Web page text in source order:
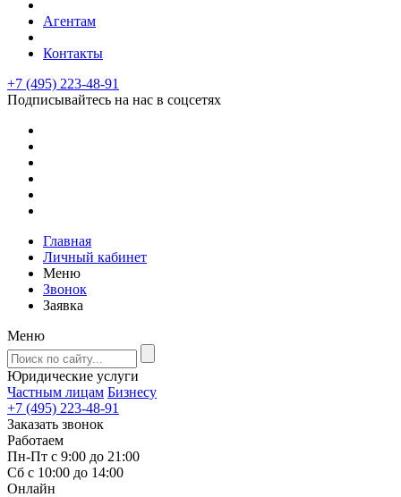
Агентам
Контакты
+7 (495) 223-48-91
Подписывайтесь на нас в соцсетях
Главная
Личный кабинет
Меню
Звонок
Заявка
Меню
Юридические услуги
Частным лицам Бизнесу
+7 (495) 223-48-91
Заказать звонок
Работаем
Пн-Пт с 9:00 до 21:00
Сб с 10:00 до 14:00
Онлайн